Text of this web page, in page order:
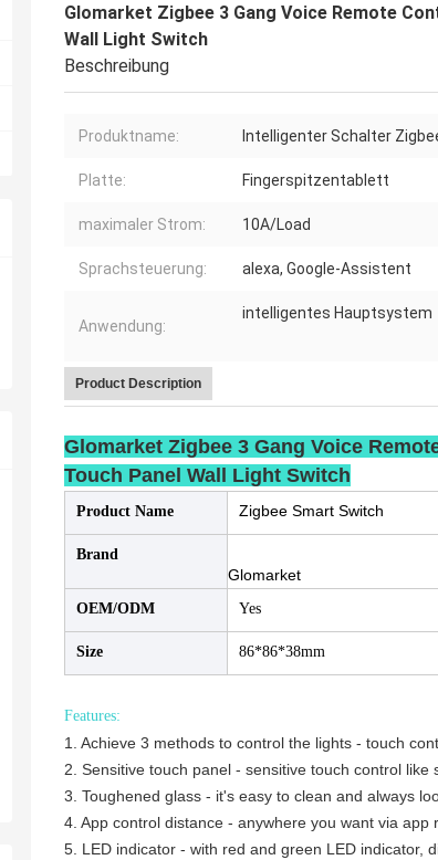
Glomarket Zigbee 3 Gang Voice Remote
Wall Light Switch
Beschreibung
Produktname: Intelligenter Schalter
Platte: Fingerspitzentablett
maximaler Strom: 10A/Load
Sprachsteuerung: alexa, Google-Assistent
Anwendung:
intelligentes Hauptsystem
Product Description
Glomarket Zigbee 3 Gang Voice
Touch Panel Wall Light Switch
Product Name Zigbee Smart Switch
Brand
Glomarket
OEM/ODM Yes
Size 86*86*38mm
Features:
1. Achieve 3 methods to control the lights - touch
2. Sensitive touch panel - sensitive touch control like
3. Toughened glass - it's easy to clean and always
4. App control distance - anywhere you want via app
5. LED indicator - with red and green LED indicator,